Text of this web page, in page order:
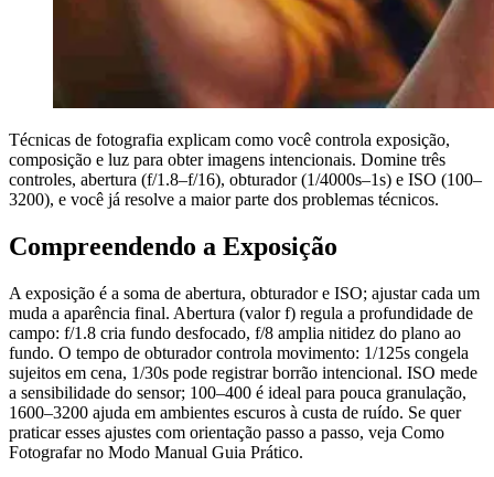
Técnicas de fotografia explicam como você controla exposição,
composição e luz para obter imagens intencionais. Domine três
controles, abertura (f/1.8–f/16), obturador (1/4000s–1s) e ISO (100–
3200), e você já resolve a maior parte dos problemas técnicos.
Compreendendo a Exposição
A exposição é a soma de abertura, obturador e ISO; ajustar cada um
muda a aparência final. Abertura (valor f) regula a profundidade de
campo: f/1.8 cria fundo desfocado, f/8 amplia nitidez do plano ao
fundo. O tempo de obturador controla movimento: 1/125s congela
sujeitos em cena, 1/30s pode registrar borrão intencional. ISO mede
a sensibilidade do sensor; 100–400 é ideal para pouca granulação,
1600–3200 ajuda em ambientes escuros à custa de ruído. Se quer
praticar esses ajustes com orientação passo a passo, veja Como
Fotografar no Modo Manual Guia Prático.